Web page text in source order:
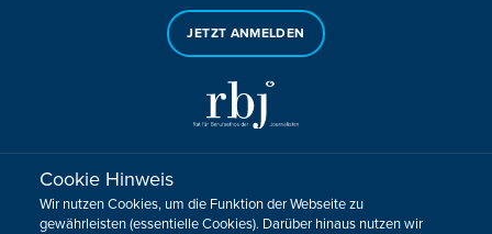
JETZT ANMELDEN
Sie haben noch Fragen oder Anmerkungen?
KONTAKTIEREN SIE UNS!
Cookie Hinweis
Wir nutzen Cookies, um die Funktion der Webseite zu
gewährleisten (essentielle Cookies). Darüber hinaus nutzen wir